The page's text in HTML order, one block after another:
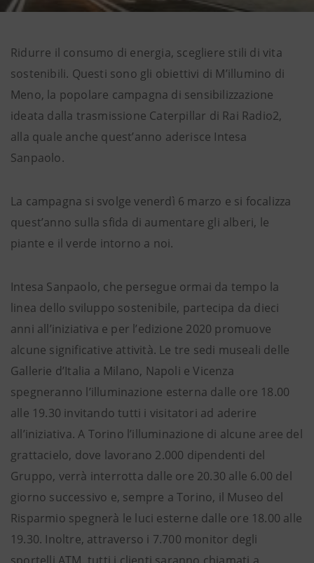
Ridurre il consumo di energia, scegliere stili di vita
sostenibili. Questi sono gli obiettivi di M’illumino di
Meno, la popolare campagna di sensibilizzazione
ideata dalla trasmissione Caterpillar di Rai Radio2,
alla quale anche quest’anno aderisce Intesa
Sanpaolo.
La campagna si svolge venerdì 6 marzo e si focalizza
quest’anno sulla sfida di aumentare gli alberi, le
piante e il verde intorno a noi.
Intesa Sanpaolo, che persegue ormai da tempo la
linea dello sviluppo sostenibile, partecipa da dieci
anni all’iniziativa e per l’edizione 2020 promuove
alcune significative attività. Le tre sedi museali delle
Gallerie d’Italia a Milano, Napoli e Vicenza
spegneranno l’illuminazione esterna dalle ore 18.00
alle 19.30 invitando tutti i visitatori ad aderire
all’iniziativa. A Torino l’illuminazione di alcune aree del
grattacielo, dove lavorano 2.000 dipendenti del
Gruppo, verrà interrotta dalle ore 20.30 alle 6.00 del
giorno successivo e, sempre a Torino, il Museo del
Risparmio spegnerà le luci esterne dalle ore 18.00 alle
19.30. Inoltre, attraverso i 7.700 monitor degli